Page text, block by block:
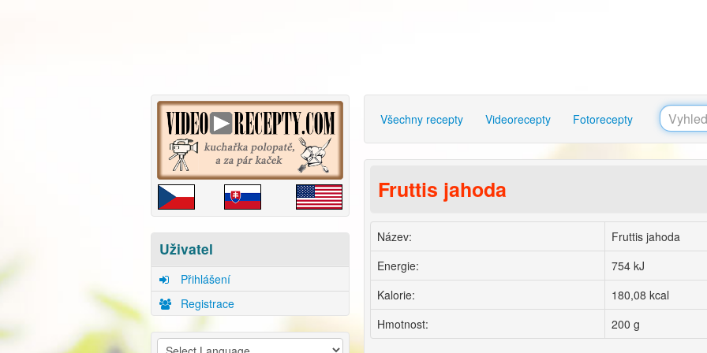
Uživatel
Přihlášení
Registrace
Všechny recepty Videorecepty Fotorecepty
Fruttis jahoda
Název:
Fruttis jahoda
Energie:
754 kJ
Kalorie:
180,08 kcal
Hmotnost:
200 g